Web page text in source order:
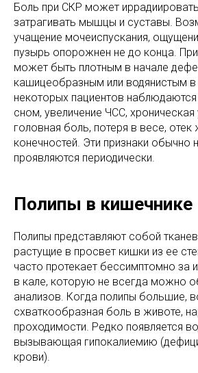
Боль при СКР может
затрагивать мышцы и суставы.
учащение мочеиспускания,
пузырь опорожнен не до конца.
может быть плотным в начале
кашицеобразным или водянистым
некоторых пациентов
сном, увеличение ЧСС, хроническая
головная боль, потеря в весе, отек
конечностей. Эти признаки обычно
проявляются периодически.
Полипы в кишечнике
Полипы представляют собой
растущие в просвет кишки из ее
часто протекает бессимптомно за
в кале, которую не всегда можно
анализов. Когда полипы большие,
схваткообразная боль в животе,
проходимости. Редко появляется
вызывающая гипокалиемию
крови).